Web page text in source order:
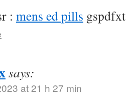
: mens ed pills gspdfxt
says:
at 21 h 27 min